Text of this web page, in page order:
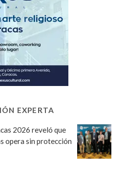
EXPERTA
2026 reveló que
opera sin protección